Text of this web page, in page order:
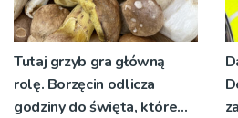
Tutaj grzyb gra główną
rolę. Borzęcin odlicza
godziny do święta, które